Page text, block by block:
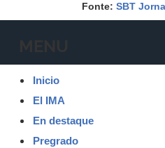
Fonte: SBT
Inicio
El IMA
En destaque
Pregrado